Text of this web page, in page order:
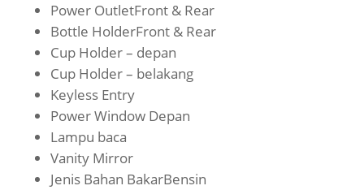
Power OutletFront & Rear
Bottle HolderFront & Rear
Cup Holder – depan
Cup Holder – belakang
Keyless Entry
Power Window Depan
Lampu baca
Vanity Mirror
Jenis Bahan BakarBensin